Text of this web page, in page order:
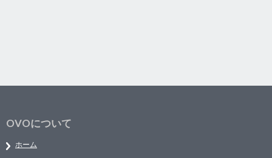
OVOについて
ホーム